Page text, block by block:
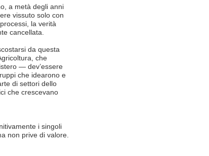
a metà degli anni
vissuto solo con
la verità
cancellata.
da questa
che
— dev’essere
che idearono e
di settori dello
che crescevano
i singoli
non prive di valore.